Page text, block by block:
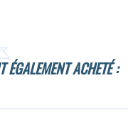
ACHETÉ :